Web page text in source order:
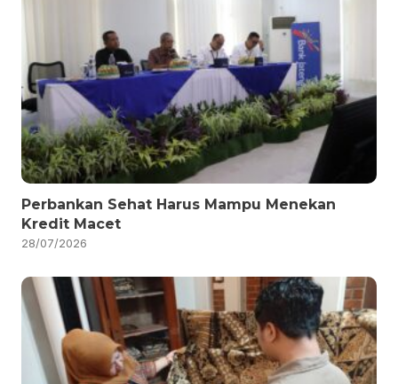
Perbankan Sehat Harus Mampu Menekan
Kredit Macet
28/07/2026